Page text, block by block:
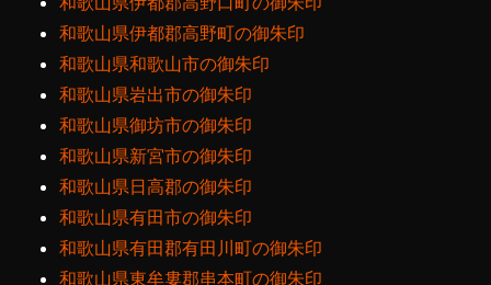
和歌山県伊都郡高野町の御朱印
和歌山県和歌山市の御朱印
和歌山県岩出市の御朱印
和歌山県御坊市の御朱印
和歌山県新宮市の御朱印
和歌山県日高郡の御朱印
和歌山県有田市の御朱印
和歌山県有田郡有田川町の御朱印
和歌山県東牟婁郡串本町の御朱印